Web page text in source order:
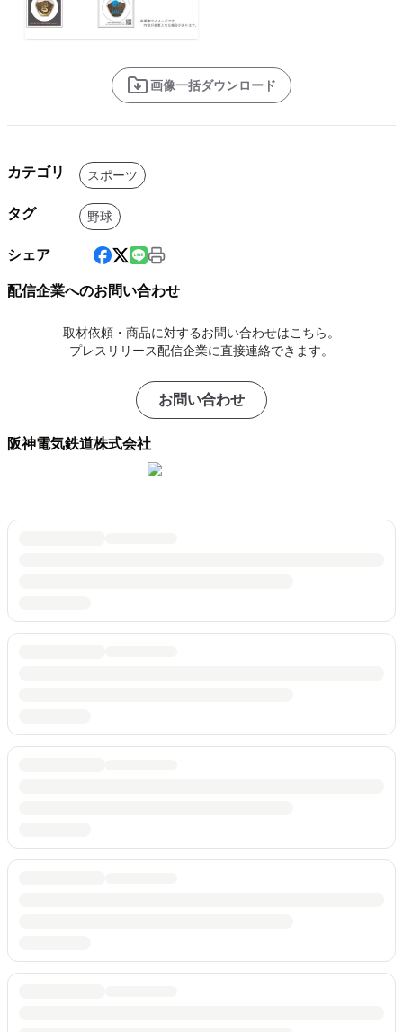
画像一括ダウンロード
カテゴリ スポーツ
タグ 野球
シェア
配信企業へのお問い合わせ
取材依頼・商品に対するお問い合わせはこちら。
プレスリリース配信企業に直接連絡できます。
お問い合わせ
阪神電気鉄道株式会社